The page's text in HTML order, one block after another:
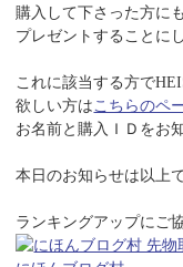
購入して下さった方に
プレゼントすることに
これに該当する方で
欲しい方はこちらのペ
お名前と購入ＩＤをお
本日のお知らせは以上で
ランキングアップにご